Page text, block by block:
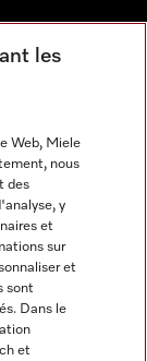
les
Web, Miele
nous
des
y
et
sur
et
sont
Dans le
et